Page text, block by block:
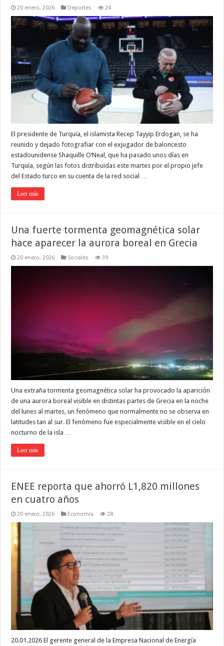
20 enero, 2026 Deportes 24
El presidente de Turquía, el islamista Recep Tayyip Erdogan, se ha
reunido y dejado fotografiar con el exjugador de baloncesto
estadounidense Shaquille O’Neal, que ha pasado unos días en
Turquía, según las fotos distribuidas este martes por el propio jefe
del Estado turco en su cuenta de la red social …
Leer más
Una fuerte tormenta geomagnética solar
hace aparecer la aurora boreal en Grecia
20 enero, 2026 Sociales 39
Una extraña tormenta geomagnética solar ha provocado la aparición
de una aurora boreal visible en distintas partes de Grecia en la noche
del lunes al martes, un fenómeno que normalmente no se observa en
latitudes tan al sur. El fenómeno fue especialmente visible en el cielo
nocturno de la isla …
Leer más
ENEE reporta que ahorró L1,820 millones
en cuatro años
20 enero, 2026 Economía 28
20.01.2026 El gerente general de la Empresa Nacional de Energía